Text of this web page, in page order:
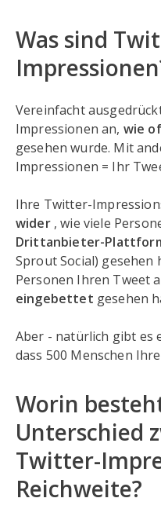
Was sind
Vereinfacht
Impressionen an, wie
gesehen wurde. Mit
Impressionen = Ihr
Ihre Twitter-
wider , wie viele
Drittanbieter-
Sprout Social) gesehen
Personen Ihren Tweet
eingebettet gesehen
Aber - natürlich gibt es
dass 500 Menschen
Worin
Unterschied
Twitter-
Reichweite?